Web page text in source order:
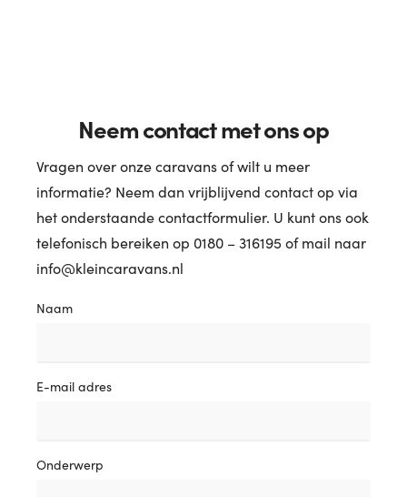
Neem contact met ons op
Vragen over onze caravans of wilt u meer
informatie? Neem dan vrijblijvend contact op via
het onderstaande contactformulier. U kunt ons ook
telefonisch bereiken op 0180 – 316195 of mail naar
info@kleincaravans.nl
Naam
E-mail adres
Onderwerp